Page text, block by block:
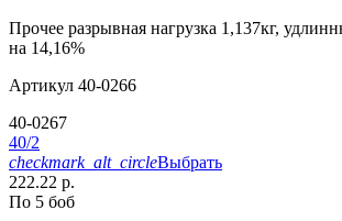
Прочее разрывная нагрузка 1,137кг,
на 14,16%
Артикул 40-0266
40-0267
40/2
checkmark_alt_circleВыбрать
222.22 р.
По 5 боб